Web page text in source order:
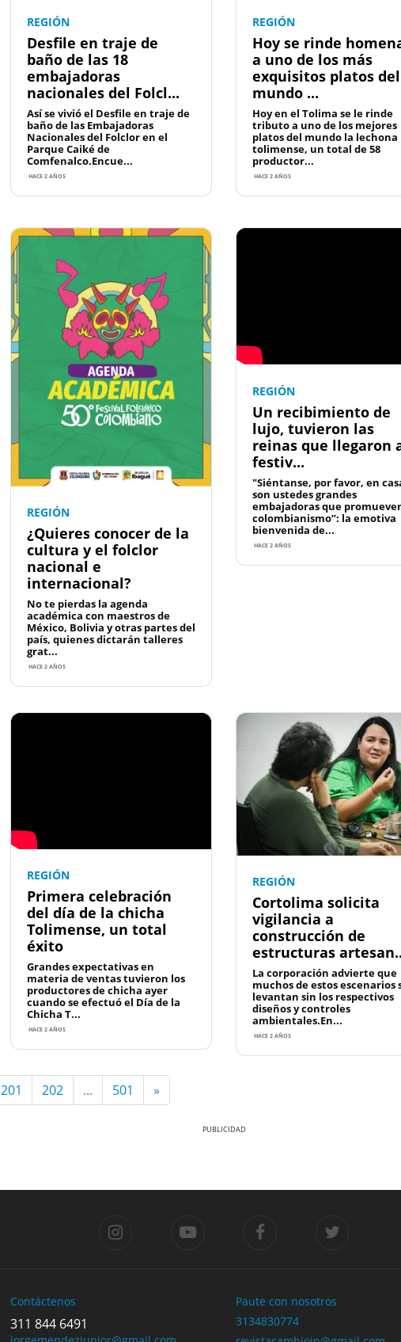
REGIÓN
Desfile en traje de
baño de las 18
embajadoras
nacionales del Folcl...
Así se vivió el Desfile en traje de
baño de las Embajadoras
Nacionales del Folclor en el
Parque Caiké de
Comfenalco.Encue...
HACE 2 AÑOS
REGIÓN
Hoy se rinde
a uno de los más
exquisitos platos del
mundo ...
Hoy en el Tolima se le rinde
tributo a uno de los mejores
platos del mundo la lechona
tolimense, un total de 58
productor...
HACE 2 AÑOS
REGIÓN
¿Quieres conocer de la
cultura y el folclor
nacional e
internacional?
No te pierdas la agenda
académica con maestros de
México, Bolivia y otras partes del
país, quienes dictarán talleres
grat...
HACE 2 AÑOS
REGIÓN
Un recibimiento de
lujo, tuvieron las
reinas que llegaron
festiv...
"Siéntanse, por favor, en
son ustedes grandes
embajadoras que
colombianismo”: la emotiva
bienvenida de...
HACE 2 AÑOS
REGIÓN
Primera celebración
del día de la chicha
Tolimense, un total
éxito
Grandes expectativas en
materia de ventas tuvieron los
productores de chicha ayer
cuando se efectuó el Día de la
Chicha T...
HACE 2 AÑOS
REGIÓN
Cortolima solicita
vigilancia a
construcción de
estructuras
La corporación advierte que
muchos de estos escenarios
levantan sin los respectivos
diseños y controles
ambientales.En...
HACE 2 AÑOS
201 202 ... 501 »
Contáctenos
311 844 6491
Paute con nosotros
3134830774